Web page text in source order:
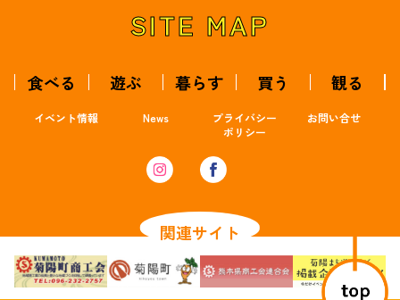
SITE MAP
食べる 遊ぶ 暮らす 買う 観る
イベント情報 News
プライバシー
ポリシー
お問い合せ
関連サイト